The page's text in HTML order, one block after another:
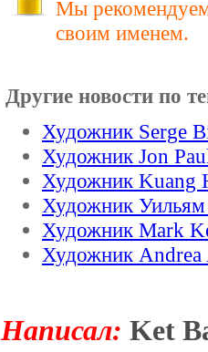
Мы рекомендуем
своим именем.
Другие новости по
Художник Serge
Художник Jon
Художник Kuang
Художник Уильям
Художник Mark
Художник Andrea
Hаписал: Ket